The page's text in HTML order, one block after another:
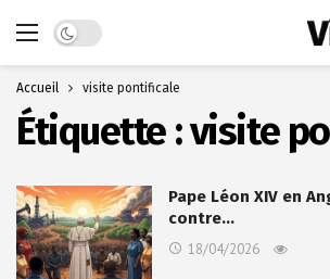
Dark mode
Accueil visite pontificale
Étiquette :visite
Pape Léon XIV en
contre…
18/04/2026